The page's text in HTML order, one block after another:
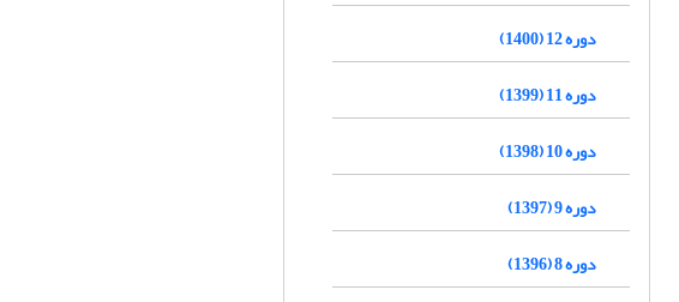
دوره 12 (1400)
دوره 11 (1399)
دوره 10 (1398)
دوره 9 (1397)
دوره 8 (1396)